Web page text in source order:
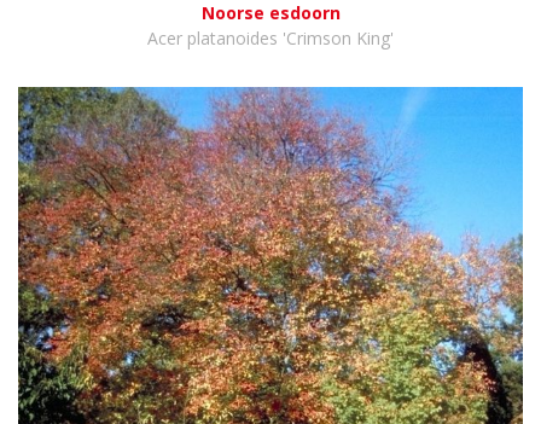
Noorse esdoorn
Acer platanoides 'Crimson King'